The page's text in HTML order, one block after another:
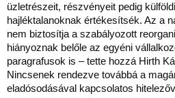
üzletrészeit, részvényeit pedig
hajléktalanoknak értékesítsék. Az a
nem biztosítja a szabályozott
hiányoznak belőle az egyéni
paragrafusok is – tette hozzá Hirth
Nincsenek rendezve továbbá a
eladósodásával kapcsolatos